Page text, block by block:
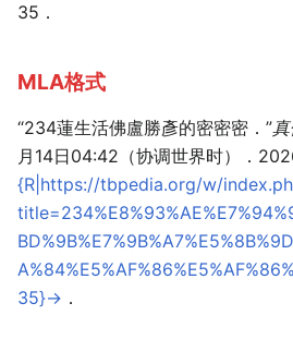
35．
MLA格式
“234蓮生活佛盧勝彥的密密密．”真
月14日04:42（协调世界时）．
{R|https://tbpedia.org/w/
35}- >．